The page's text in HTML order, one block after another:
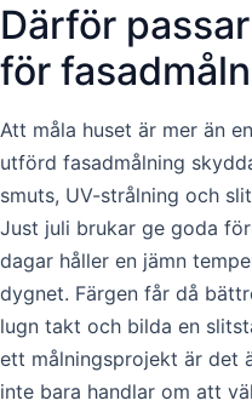
Därför
för
Att måla huset är mer än
utförd fasadmålning
smuts, UV-strålning och
Just juli brukar ge goda
dagar håller en jämn
dygnet. Färgen får då
lugn takt och bilda en
ett målningsprojekt är det
inte bara handlar om att